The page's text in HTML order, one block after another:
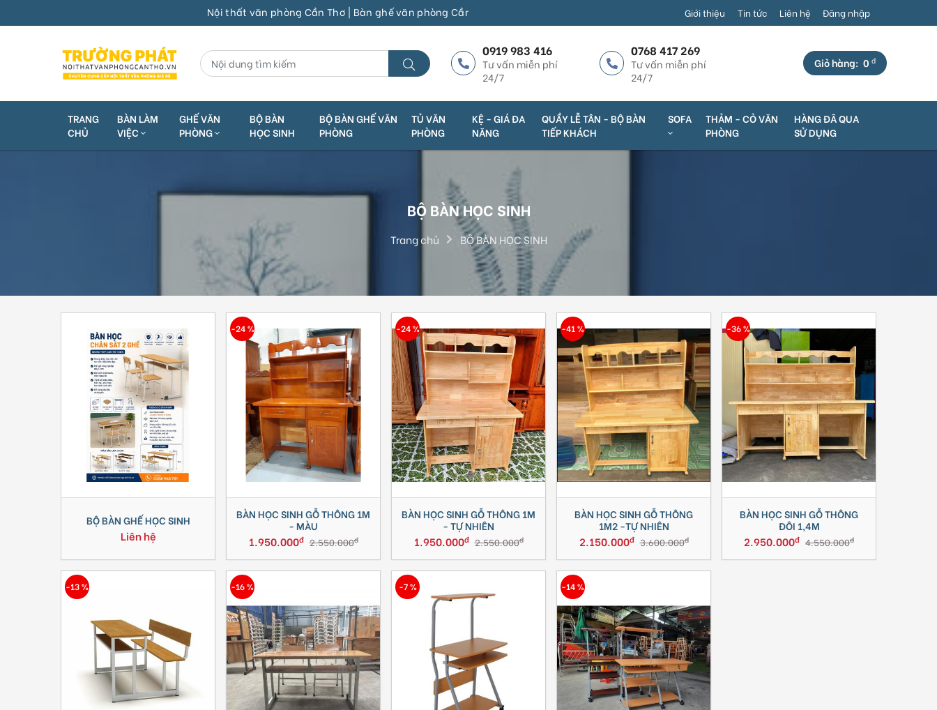
Nội thất văn phòng Cần Thơ | Bàn ghế văn phòng Cần Thơ | Thanh Lý Trường Phát | Địa chỉ 1: Số 325 Võ Văn Kiệt, P. An Thới, Q. Bình Thủy, TP. Cần Thơ
Giới thiệu Tin tức Liên hệ Đăng nhập
0919 983 416
Tư vấn miễn phí
24/7
0768 417 269
Tư vấn miễn phí
24/7
Giỏ hàng: 0 đ
TRANG
CHỦ
BÀN LÀM
VIỆC
GHẾ VĂN
PHÒNG
BỘ BÀN
HỌC SINH
BỘ BÀN GHẾ VĂN
PHÒNG
TỦ VĂN
PHÒNG
KỆ - GIÁ ĐA
NĂNG
QUẦY LỄ TÂN - BỘ BÀN
TIẾP KHÁCH
SOFA
THẢM - CỎ VĂN
PHÒNG
HÀNG ĐÃ QUA
SỬ DỤNG
BỘ BÀN HỌC SINH
Trang chủ BỘ BÀN HỌC SINH
BỘ BÀN GHẾ HỌC SINH
Liên hệ
-24 %
BÀN HỌC SINH GỖ THÔNG 1M
- MÀU
1.950.000đ 2.550.000đ
-24 %
BÀN HỌC SINH GỖ THÔNG 1M
- TỰ NHIÊN
1.950.000đ 2.550.000đ
-41 %
BÀN HỌC SINH GỖ THÔNG
1M2 -TỰ NHIÊN
2.150.000đ 3.600.000đ
-36 %
BÀN HỌC SINH GỖ THÔNG
ĐÔI 1,4M
2.950.000đ 4.550.000đ
-13 % -16 % -7 % -14 %